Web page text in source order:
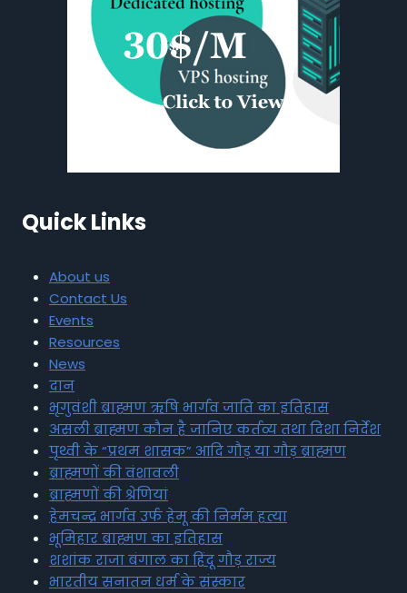
Quick Links
About us
Contact Us
Events
Resources
News
दान
भृगुवंशी ब्राह्मण ऋषि भार्गव जाति का इतिहास
असली ब्राह्मण कौन है जानिए कर्तव्य तथा दिशा निर्देश
पृथ्वी के “प्रथम शासक” आदि गौड़ या गौड़ ब्राह्मण
ब्राह्मणों की वंशावली
ब्राह्मणों की श्रेणियां
हेमचन्द्र भार्गव उर्फ हेमू की निर्मम हत्या
भूमिहार ब्राह्मण का इतिहास
शशांक राजा बंगाल का हिंदू गौड़ राज्य
भारतीय सनातन धर्म के संस्कार